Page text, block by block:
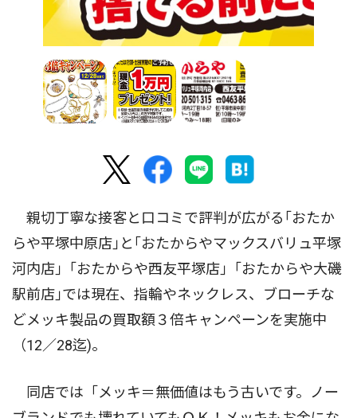
親切丁寧な接客と口コミで評判が広がる｢おたか
らや平塚中原店｣と｢おたからやマックスバリュ平塚
河内店｣「おたからや西友平塚店｣「おたからや大磯
駅前店｣では現在、指輪やネックレス、ブローチな
どメッキ製品の買取額３倍キャンペーンを実施中
（12／28迄)。
同店では「メッキ＝無価値はもう古いです。ノー